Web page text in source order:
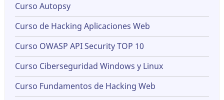
Curso Autopsy
Curso de Hacking Aplicaciones Web
Curso OWASP API Security TOP 10
Curso Ciberseguridad Windows y Linux
Curso Fundamentos de Hacking Web